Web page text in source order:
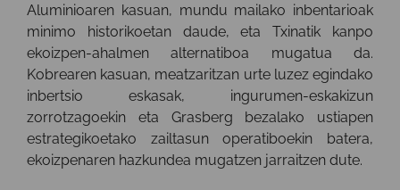
Aluminioaren kasuan, mundu mailako inbentarioak
minimo historikoetan daude, eta Txinatik kanpo
ekoizpen-ahalmen alternatiboa mugatua da.
Kobrearen kasuan, meatzaritzan urte luzez egindako
inbertsio eskasak, ingurumen-eskakizun
zorrotzagoekin eta Grasberg bezalako ustiapen
estrategikoetako zailtasun operatiboekin batera,
ekoizpenaren hazkundea mugatzen jarraitzen dute.